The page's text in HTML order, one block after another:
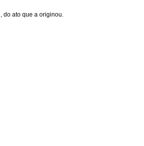
do ato que a originou.